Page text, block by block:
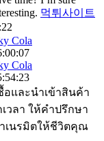
먹튀사이트
Cola
Cola
อและนำเข้าสินค้า
วลา ให้คำปรึกษา
เนรมิตให้ชีวิตคุณ